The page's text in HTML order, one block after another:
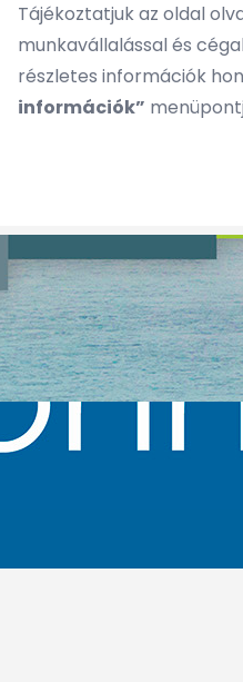
Tájékoztatjuk az oldal
munkavállalással és
részletes információk
információk”